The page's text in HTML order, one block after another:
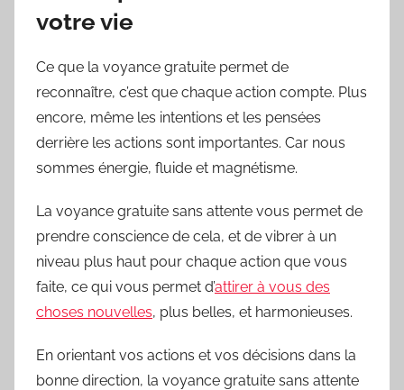
votre vie
Ce que la voyance gratuite permet de
reconnaître, c’est que chaque action compte. Plus
encore, même les intentions et les pensées
derrière les actions sont importantes. Car nous
sommes énergie, fluide et magnétisme.
La voyance gratuite sans attente vous permet de
prendre conscience de cela, et de vibrer à un
niveau plus haut pour chaque action que vous
faite, ce qui vous permet d’attirer à vous des
choses nouvelles, plus belles, et harmonieuses.
En orientant vos actions et vos décisions dans la
bonne direction, la voyance gratuite sans attente